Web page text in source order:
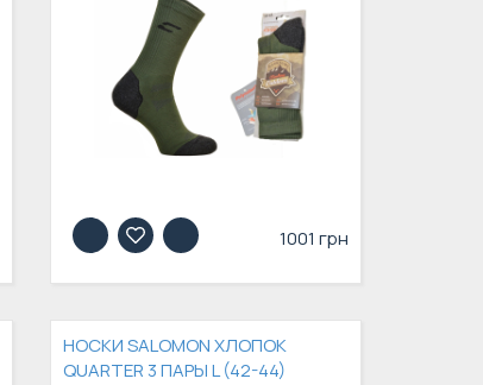
1001 грн
НОСКИ SALOMON ХЛОПОК
QUARTER 3 ПАРЫ L (42-44)